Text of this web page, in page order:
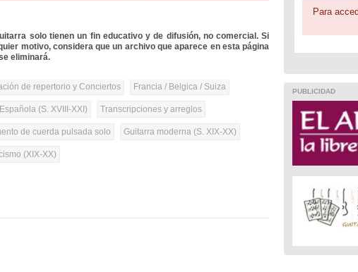
solo tienen un fin educativo y de difusión, no comercial. Si
motivo, considera que un archivo que aparece en esta página
eliminará.
de repertorio y Conciertos Francia / Belgica / Suiza
(S. XVIII-XXI) Transcripciones y arreglos
de cuerda pulsada solo Guitarra moderna (S. XIX-XX)
(XIX-XX)
Para
PUBLICIDAD